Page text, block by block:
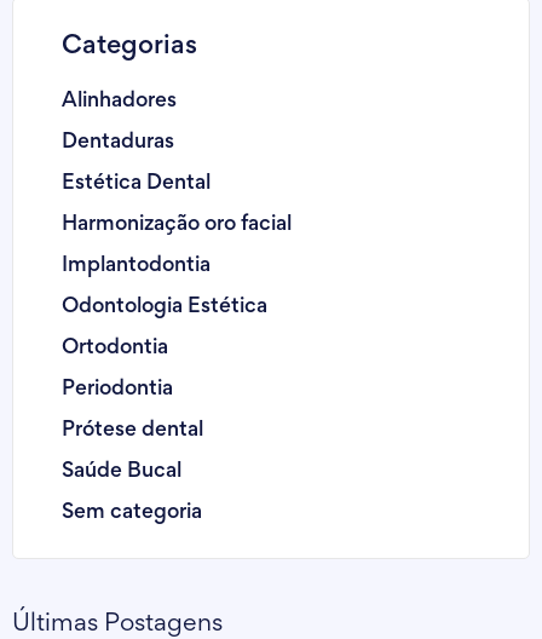
Categorias
Alinhadores
Dentaduras
Estética Dental
Harmonização oro facial
Implantodontia
Odontologia Estética
Ortodontia
Periodontia
Prótese dental
Saúde Bucal
Sem categoria
Últimas Postagens